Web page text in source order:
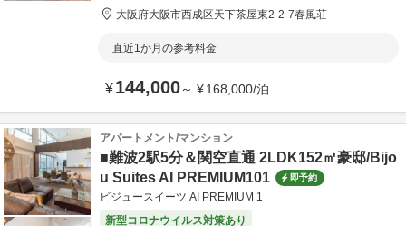
大阪府大阪市西成区天下茶屋東2-2-7春風荘
直近1か月の参考料金
¥144,000～ ¥168,000/泊
アパートメント/マンション
■難波2駅5分＆関空直通 2LDK152㎡豪邸/Bijo
u Suites AI PREMIUM101
即予約
ビジュースイーツ AI PREMIUM 1
新型コロナウイルス対策あり